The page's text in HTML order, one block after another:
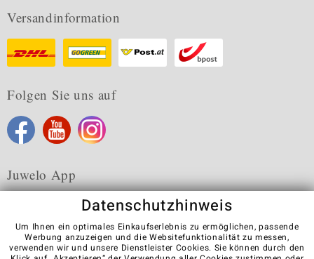
Versandinformation
Folgen Sie uns auf
Juwelo App
Karriere AGB Datenschutz Cookies
Impressum
Datenschutzhinweis
Um Ihnen ein optimales Einkaufserlebnis zu ermöglichen, passende
Werbung anzuzeigen und die Websitefunktionalität zu messen,
verwenden wir und unsere Dienstleister Cookies. Sie können durch den